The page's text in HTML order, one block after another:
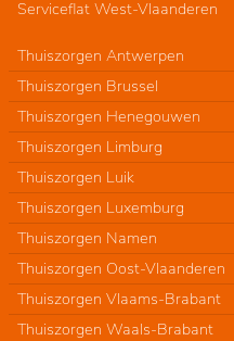
Serviceflat West-Vlaanderen
Thuiszorgen Antwerpen
Thuiszorgen Brussel
Thuiszorgen Henegouwen
Thuiszorgen Limburg
Thuiszorgen Luik
Thuiszorgen Luxemburg
Thuiszorgen Namen
Thuiszorgen Oost-Vlaanderen
Thuiszorgen Vlaams-Brabant
Thuiszorgen Waals-Brabant